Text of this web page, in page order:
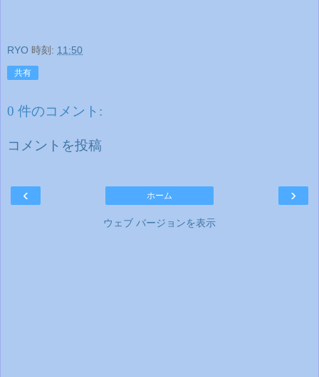
RYO 時刻: 11:50
共有
0 件のコメント:
コメントを投稿
‹ ›
ホーム
ウェブ バージョンを表示